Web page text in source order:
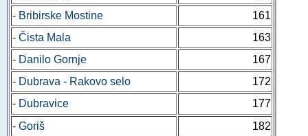
- Bribirske Mostine
161
- Čista Mala
163
- Danilo Gornje
167
- Dubrava - Rakovo selo
172
- Dubravice
177
- Goriš
182